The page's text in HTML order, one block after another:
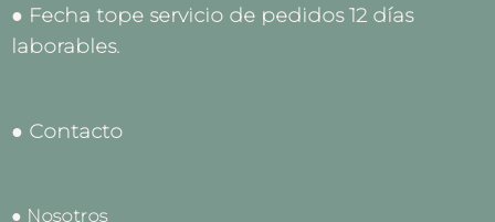
● Fecha tope servicio de pedidos 12 días
laborables.
● Contacto
● Nosotros